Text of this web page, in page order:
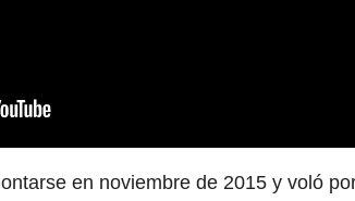
en noviembre de 2015 y voló